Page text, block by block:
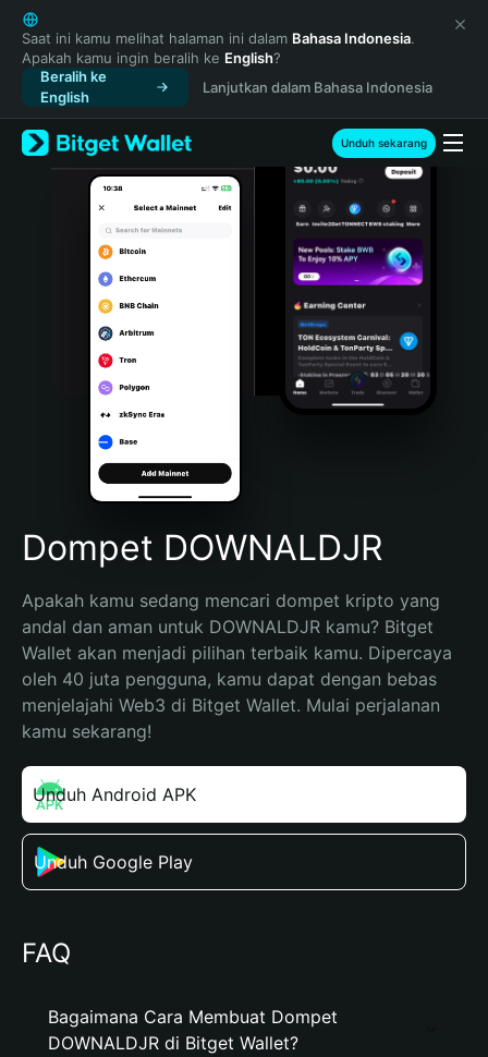
English
日本語
Tiếng Việt
Русский
Español (Latinoamérica)
Türkçe
Italiano
Português (Portugal)
Bahasa Indonesia
Português (Brasil)
Español (Argentina)
Saat ini kamu melihat halaman ini dalam Bahasa Indonesia.
Apakah kamu ingin beralih ke English?
Beralih ke
English
Lanjutkan dalam Bahasa Indonesia
Unduh sekarang
Dompet DOWNALDJR
Apakah kamu sedang mencari dompet kripto yang
andal dan aman untuk DOWNALDJR kamu? Bitget
Wallet akan menjadi pilihan terbaik kamu. Dipercaya
oleh 40 juta pengguna, kamu dapat dengan bebas
menjelajahi Web3 di Bitget Wallet. Mulai perjalanan
kamu sekarang!
Unduh Android APK
Unduh Google Play
FAQ
Bagaimana Cara Membuat Dompet
DOWNALDJR di Bitget Wallet?